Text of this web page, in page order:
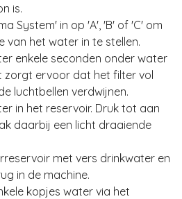
is.
System' in op 'A', 'B' of 'C' om
van het water in te stellen.
enkele seconden onder water
zorgt ervoor dat het filter vol
luchtbellen verdwijnen.
in het reservoir. Druk tot aan
daarbij een licht draaiende
met vers drinkwater en
in de machine.
kopjes water via het